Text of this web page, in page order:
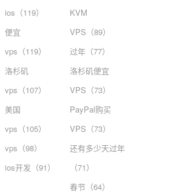
ios（119）
便宜
vps（119）
洛杉矶
vps（107）
美国
vps（105）
vps（98）
ios开发（91）
KVM
VPS（89）
过年（77）
洛杉矶便宜
VPS（73）
PayPal购买
VPS（73）
还有多少天过年
（71）
春节（64）